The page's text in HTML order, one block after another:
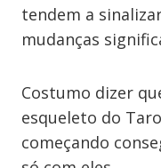
tendem a
mudanças
Costumo dizer
esqueleto do
começando